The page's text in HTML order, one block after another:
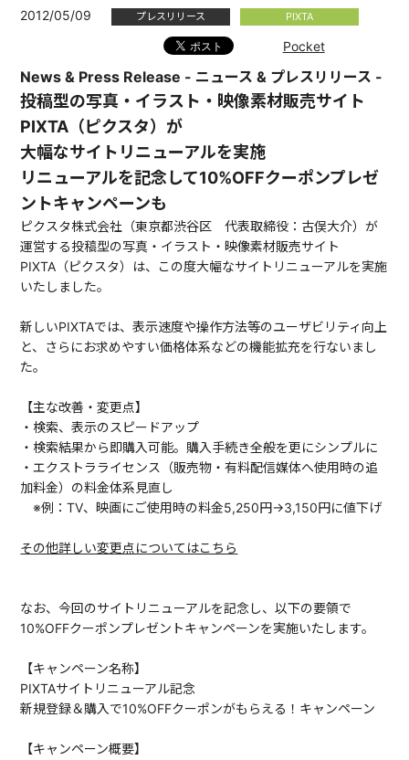
2012/05/09 プレスリリース PIXTA
Pocket
News & Press Release - ニュース & プレスリリース -
投稿型の写真・イラスト・映像素材販売サイト
PIXTA（ピクスタ）が
大幅なサイトリニューアルを実施
リニューアルを記念して10%OFFクーポンプレゼ
ントキャンペーンも
ピクスタ株式会社（東京都渋谷区 代表取締役：古俣大介）が
運営する投稿型の写真・イラスト・映像素材販売サイト
PIXTA（ピクスタ）は、この度大幅なサイトリニューアルを実施
いたしました。
新しいPIXTAでは、表示速度や操作方法等のユーザビリティ向上
と、さらにお求めやすい価格体系などの機能拡充を行ないまし
た。
【主な改善・変更点】
・検索、表示のスピードアップ
・検索結果から即購入可能。購入手続き全般を更にシンプルに
・エクストラライセンス（販売物・有料配信媒体へ使用時の追
加料金）の料金体系見直し
※例：TV、映画にご使用時の料金5,250円→3,150円に値下げ
その他詳しい変更点についてはこちら
なお、今回のサイトリニューアルを記念し、以下の要領で
10%OFFクーポンプレゼントキャンペーンを実施いたします。
【キャンペーン名称】
PIXTAサイトリニューアル記念
新規登録＆購入で10%OFFクーポンがもらえる！キャンペーン
【キャンペーン概要】